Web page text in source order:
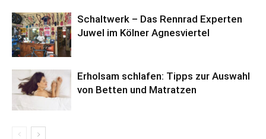
Schaltwerk – Das Rennrad Experten
Juwel im Kölner Agnesviertel
Erholsam schlafen: Tipps zur Auswahl
von Betten und Matratzen